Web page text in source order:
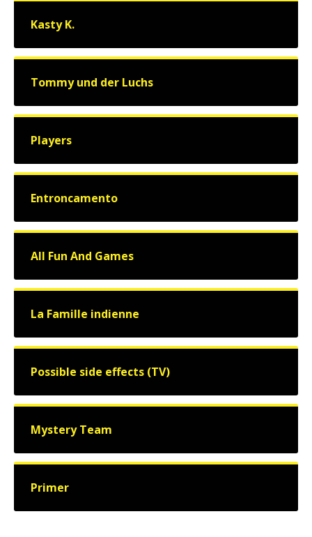
Kasty K.
Tommy und der Luchs
Players
Entroncamento
All Fun And Games
La Famille indienne
Possible side effects (TV)
Mystery Team
Primer